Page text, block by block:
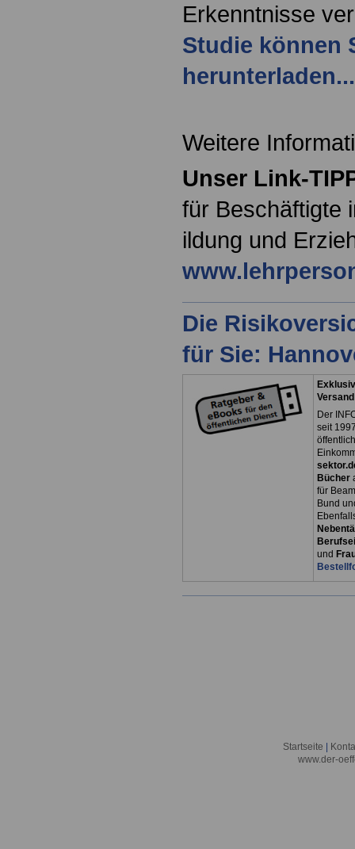
Erkenntnisse
Studie können
herunterladen...
Weitere
Unser Link-
für Beschäftigte
ildung und
Die
für Sie:
Der
seit
Bücher
für
Bund
und
Startseite
www.der-